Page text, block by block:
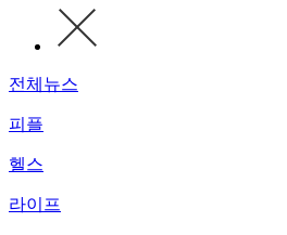
전체뉴스
피플
헬스
라이프